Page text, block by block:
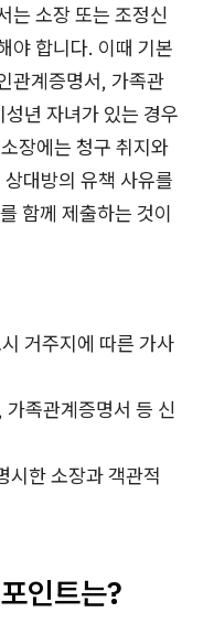
는 소장 또는 조정신
야 합니다. 이때 기본
관계증명서, 가족관
년 자녀가 있는 경우
장에는 청구 취지와
대방의 유책 사유를
함께 제출하는 것이
거주지에 따른 가사
족관계증명서 등 신
시한 소장과 객관적
인트는?